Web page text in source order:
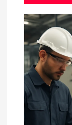
a
w
p